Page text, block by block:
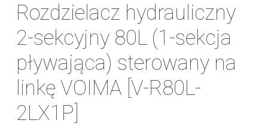
Rozdzielacz hydrauliczny
2-sekcyjny 80L (1-sekcja
pływająca) sterowany na
linkę VOIMA [V-R80L-
2LX1P]